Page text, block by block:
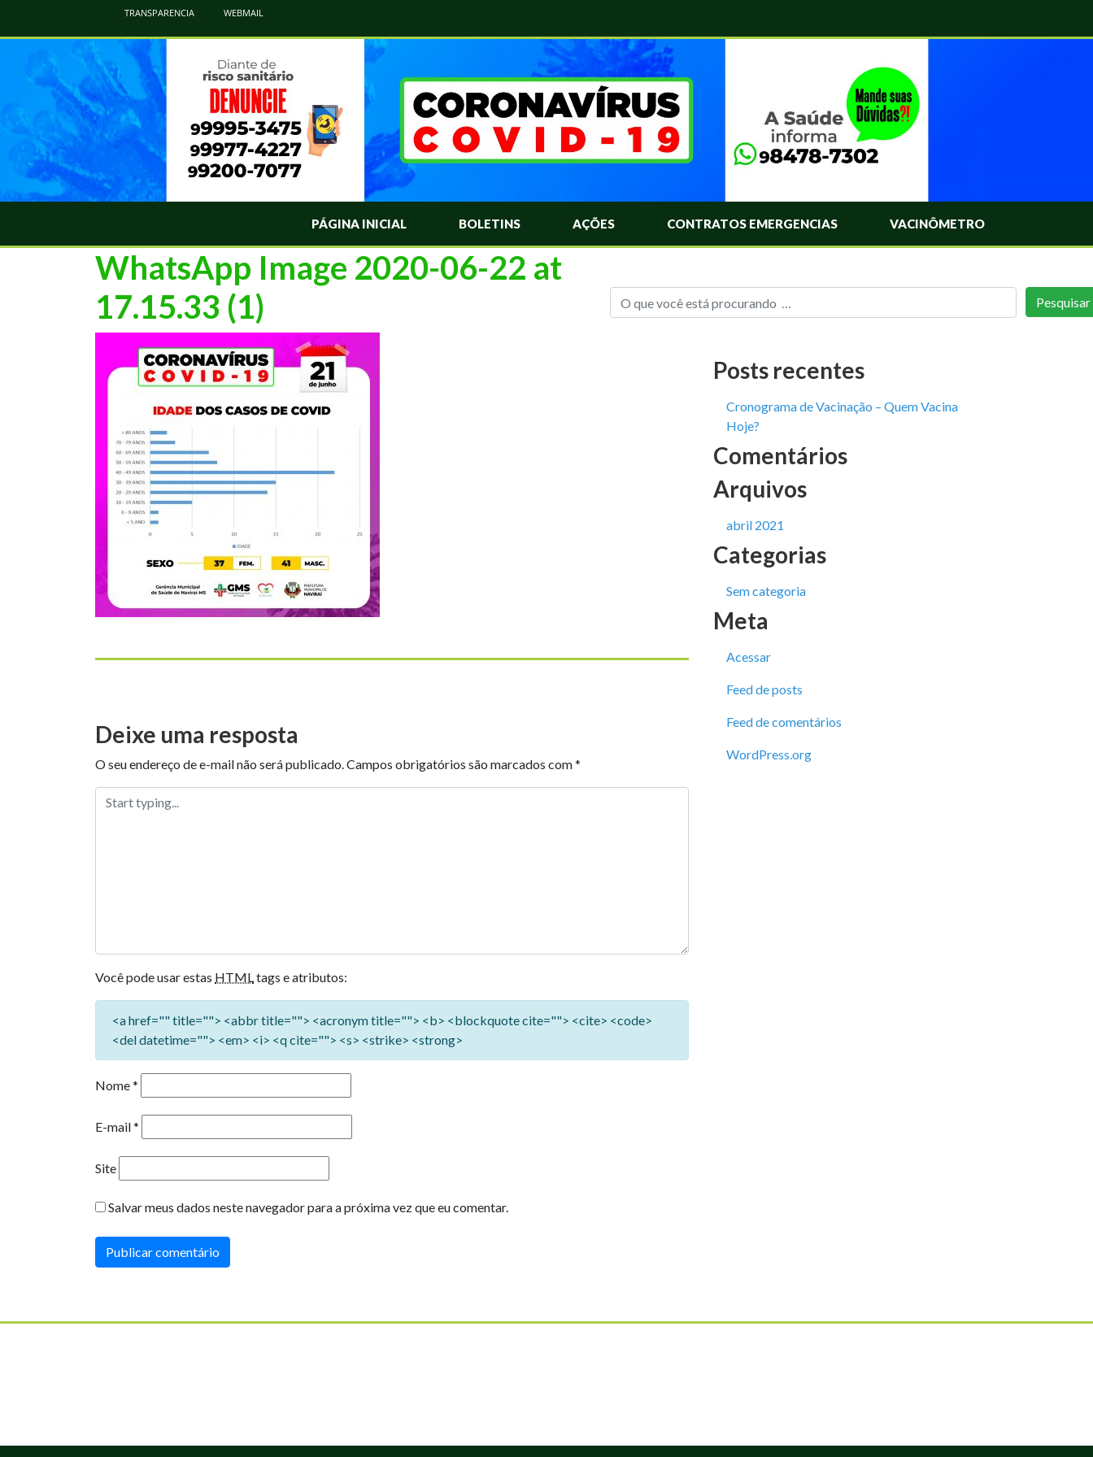
TRANSPARENCIA WEBMAIL
PÁGINA INICIAL BOLETINS AÇÕES CONTRATOS EMERGENCIAS VACINÔMETRO
WhatsApp Image 2020-06-22 at
17.15.33 (1)
Deixe uma resposta
O seu endereço de e-mail não será publicado.Campos obrigatórios são marcados com*
Você pode usar estas HTMLtags e atributos:
<a href="" title=""> <abbr title=""> <acronym title=""> <b> <blockquote cite=""> <cite> <code>
<del datetime=""> <em> <i> <q cite=""> <s> <strike> <strong>
Nome*
E-mail*
Site
Salvar meus dados neste navegador para a próxima vez que eu comentar.
Posts recentes
Cronograma de Vacinação – Quem Vacina
Hoje?
Comentários
Arquivos
abril 2021
Categorias
Sem categoria
Meta
Acessar
Feed de posts
Feed de comentários
WordPress.org